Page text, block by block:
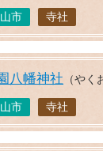
市 寺社
八幡神社 （やく
市 寺社